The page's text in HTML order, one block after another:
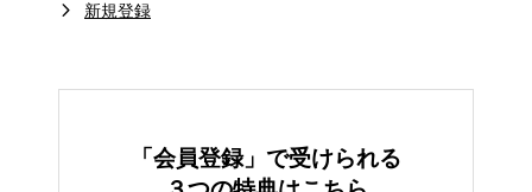
新規登録
「会員登録」で受けられる